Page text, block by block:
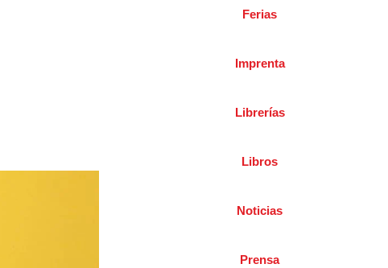
Ferias
Imprenta
Librerías
Libros
Noticias
Prensa